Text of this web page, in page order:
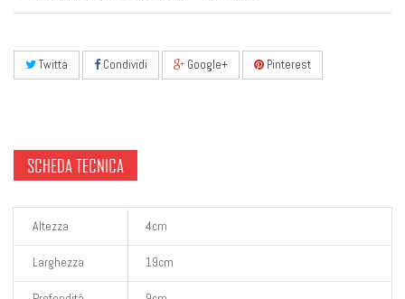
Twitta Condividi Google+ Pinterest
SCHEDA TECNICA
Altezza 4cm
Larghezza 19cm